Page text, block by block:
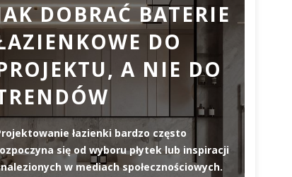
DOBRAĆ BATERIE
DO
A NIE DO
łazienki bardzo często
się od wyboru płytek lub inspiracji
w mediach społecznościowych.